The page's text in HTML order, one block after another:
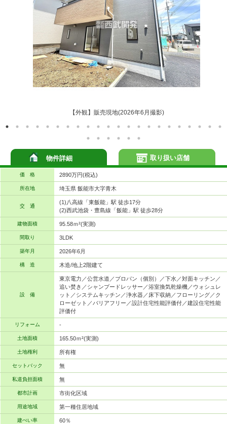
【外観】販売現地(2026年6月撮影)
物件詳細
価 格 2890万円(税込)
所在地 埼玉県 飯能市大字青木
交 通
(1)八高線「東飯能」駅 徒歩17分
(2)西武池袋・豊島線「飯能」駅 徒歩28分
建物面積 95.58ｍ²(実測)
間取り 3LDK
築年月 2026年6月
構 造 木造/地上2階建て
設 備
東京電力／公営水道／プロパン（個別）／下水／対面キッチン／
追い焚き／シャンプードレッサー／浴室換気乾燥機／ウォシュレ
ット／システムキッチン／浄水器／床下収納／フローリング／ク
ローゼット／バリアフリー／設計住宅性能評価付／建設住宅性能
評価付
リフォーム -
土地面積 165.50ｍ²(実測)
土地権利 所有権
セットバック 無
私道負担面積 無
都市計画 市街化区域
用途地域 第一種住居地域
建ぺい率 60％
取り扱い店舗